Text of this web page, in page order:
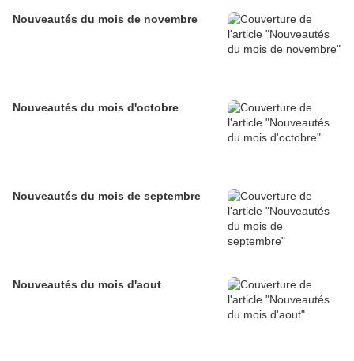
Nouveautés du mois de novembre
Nouveautés du mois d'octobre
Nouveautés du mois de septembre
Nouveautés du mois d'aout